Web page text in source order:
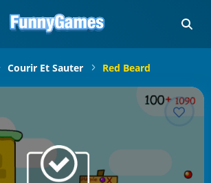
Courir Et Sauter Red Beard